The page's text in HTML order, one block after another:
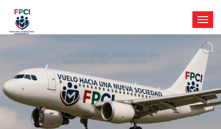
"No pierdas tiempo, viajas hacia una
democracia más participativa."